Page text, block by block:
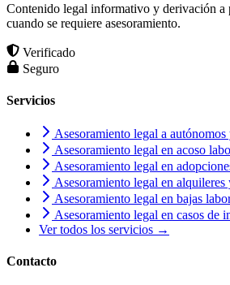
Contenido legal informativo y derivación a
cuando se requiere asesoramiento.
Verificado
Seguro
Servicios
Asesoramiento legal a autónomos
Asesoramiento legal en acoso
Asesoramiento legal en
Asesoramiento legal en alquileres
Asesoramiento legal en bajas
Asesoramiento legal en casos de
Ver todos los servicios →
Contacto